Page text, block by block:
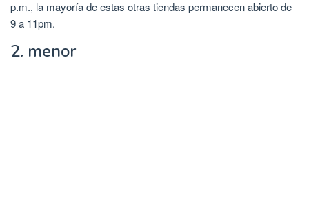
p.m., la mayoría de estas otras tiendas permanecen abierto de
9 a 11pm.
2. menor